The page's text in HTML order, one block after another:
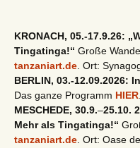
KRONACH, 05.-17.9.26:
Tingatinga!“ Große
tanzaniart.de . Ort:
BERLIN, 03.-12.09.2026:
Das ganze Programm HIER
MESCHEDE, 30.9.–25.10.
Mehr als Tingatinga!“
tanzaniart.de . Ort: Oase